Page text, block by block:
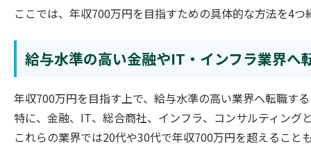
ここでは、年収700万円を目指すための具体的な方法を4つ
給与水準の高い金融やIT・インフラ業界へ
年収700万円を目指す上で、給与水準の高い業界へ転職す
特に、金融、IT、総合商社、インフラ、コンサルティング
これらの業界では20代や30代で年収700万円を超えること